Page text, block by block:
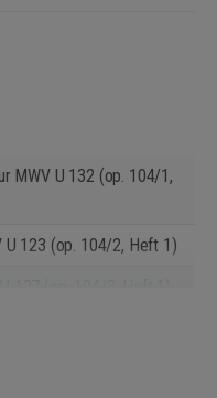
MWV U 132 (op. 104/1,
U 123 (op. 104/2, Heft 1)
117 (op. 104/1, Heft 2)